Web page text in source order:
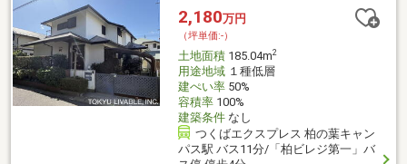
担当まで）※本日ご案内可能です！周辺環境を含め現地ご案内致
します！◆人気エリアの閑静な住宅街！◆夜間早朝のご案内、ロ
ーンのご相談もお気軽に！
2,180万円
（坪単価:-）
土地面積185.04m2
用途地域１種低層
建ぺい率50%
容積率100%
建築条件なし
つくばエクスプレス 柏の葉キャン
パス駅 バス11分/「柏ビレジ第一」バ